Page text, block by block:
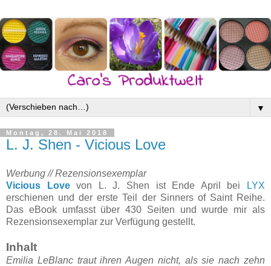
▼
Montag, 28. Mai 2018
L. J. Shen - Vicious Love
Werbung // Rezensionsexemplar
Vicious Lovevon L. J. Shen ist Ende April bei
LYX
erschienen und der erste Teil der Sinners of Saint Reihe.
Das eBook umfasst über 430 Seiten und wurde mir als
Rezensionsexemplar zur Verfügung gestellt.
Inhalt
Emilia LeBlanc traut ihren Augen nicht, als sie nach zehn